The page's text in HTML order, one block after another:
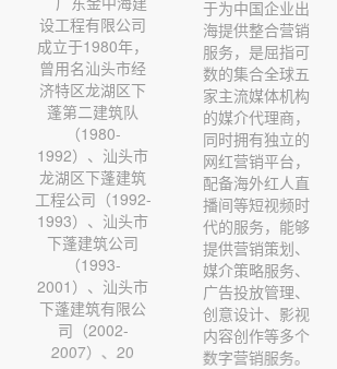
设工程有限公司
成立于1980年，
曾用名汕头市经
济特区龙湖区下
蓬第二建筑队
（1980-
1992）、汕头市
龙湖区下蓬建筑
工程公司（1992-
1993）、汕头市
下蓬建筑公司
（1993-
2001）、汕头市
下蓬建筑有限公
司（2002-
2007）、20
于为中国企业出
海提供整合营销
服务，是屈指可
数的集合全球五
家主流媒体机构
的媒介代理商，
同时拥有独立的
网红营销平台，
配备海外红人直
播间等短视频时
代的服务，能够
提供营销策划、
媒介策略服务、
广告投放管理、
创意设计、影视
内容创作等多个
数字营销服务。